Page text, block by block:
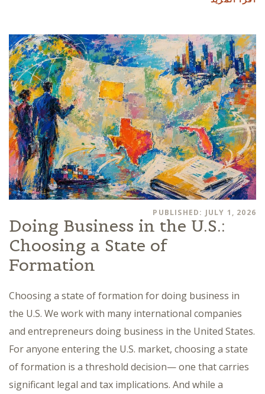
PUBLISHED: JULY 1, 2026
Doing Business in the U.S.:
Choosing a State of
Formation
Choosing a state of formation for doing business in
the U.S. We work with many international companies
and entrepreneurs doing business in the United States.
For anyone entering the U.S. market, choosing a state
of formation is a threshold decision— one that carries
significant legal and tax implications. And while a